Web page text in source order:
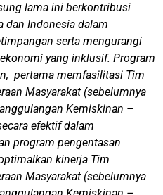
lama ini berkontribusi
dan Indonesia dalam
serta mengurangi
yang inklusif. Program
pertama memfasilitasi Tim
Masyarakat (sebelumnya
Kemiskinan –
efektif dalam
program pengentasan
kinerja Tim
Masyarakat (sebelumnya